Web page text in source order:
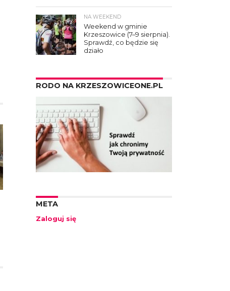
NA WEEKEND
Weekend w gminie
Krzeszowice (7–9 sierpnia).
Sprawdź, co będzie się
działo
RODO NA KRZESZOWICEONE.PL
META
Zaloguj się